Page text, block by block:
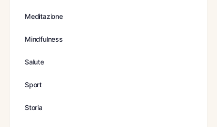
Meditazione
Mindfulness
Salute
Sport
Storia